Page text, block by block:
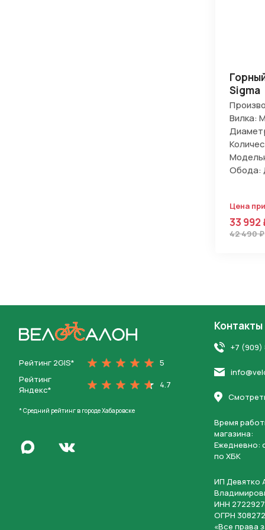
Sigma
Вилка:
Обода:
Цена
33 992
42 490 ₽
Рейтинг 2GIS*
5
Рейтинг
Яндекс*
4.7
* Средний рейтинг в городе Хабаровске
Написать в MaxПерейти во Вконтакте
Контакты
+7 (909)
Время
магазина:
Ежедневно:
по ХБК
ИП Девятко
ИНН
ОГРН
«Все права